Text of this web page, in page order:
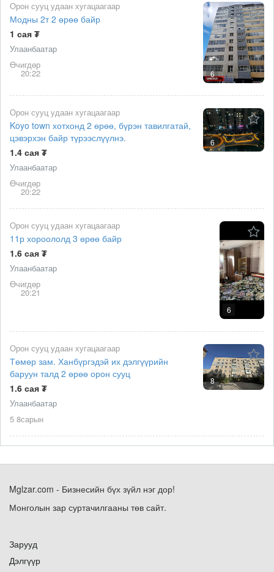
6
Орон сууц удаан хугацаагаар
Модны 2т 2 өрөө байр
1 сая ₮
Улаанбаатар
Өчигдөр
20:22
6
Орон сууц удаан хугацаагаар
Koyo town хотхонд 2 өрөө, бүрэн тавилгатай,
цэвэрхэн байр түрээслүүлнэ.
1.4 сая ₮
Улаанбаатар
Өчигдөр
20:22
6
Орон сууц удаан хугацаагаар
11р хороололд 3 өрөө байр
1.6 сая ₮
Улаанбаатар
Өчигдөр
20:21
8
Орон сууц удаан хугацаагаар
Төмөр зам. Ханбүргэдэй их дэлгүүрийн
баруун талд 2 өрөө орон сууц
1.6 сая ₮
Улаанбаатар
5 8сарын
Mglzar.com - Бизнесийн бүх зүйл нэг дор!
Монголын зар суртачилгааны төв сайт.
Зарууд
Дэлгүүр